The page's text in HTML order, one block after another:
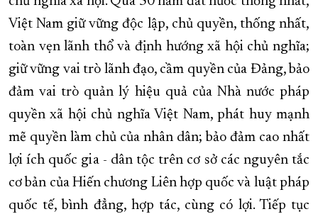
Việt Nam giữ vững độc lập, chủ quyền, thống nhất,
toàn vẹn lãnh thổ và định hướng xã hội chủ nghĩa;
giữ vững vai trò lãnh đạo, cầm quyền của Đảng, bảo
đảm vai trò quản lý hiệu quả của Nhà nước pháp
quyền xã hội chủ nghĩa Việt Nam, phát huy mạnh
mẽ quyền làm chủ của nhân dân; bảo đảm cao nhất
lợi ích quốc gia - dân tộc trên cơ sở các nguyên tắc
cơ bản của Hiến chương Liên hợp quốc và luật pháp
quốc tế, bình đẳng, hợp tác, cùng có lợi. Tiếp tục